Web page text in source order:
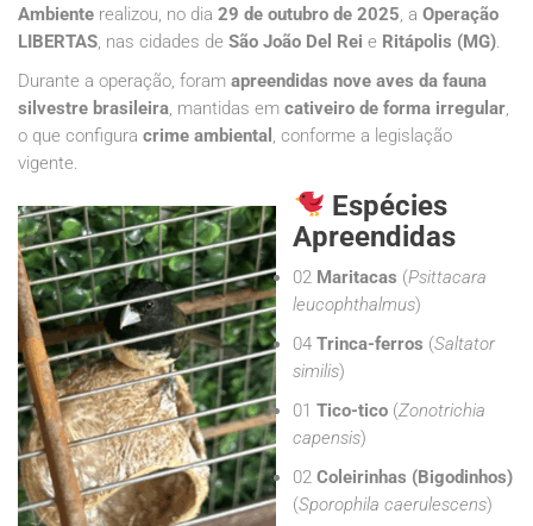
Ambiente realizou, no dia 29 de outubro de 2025, a Operação
LIBERTAS, nas cidades de São João Del Rei e Ritápolis (MG).
Durante a operação, foram apreendidas nove aves da fauna
silvestre brasileira, mantidas em cativeiro de forma irregular,
o que configura crime ambiental , conforme a legislação
vigente.
Espécies
Apreendidas
02 Maritacas (Psittacara
leucophthalmus)
04 Trinca-ferros (Saltator
similis)
01 Tico-tico (Zonotrichia
capensis)
02 Coleirinhas (Bigodinhos)
(Sporophila caerulescens)